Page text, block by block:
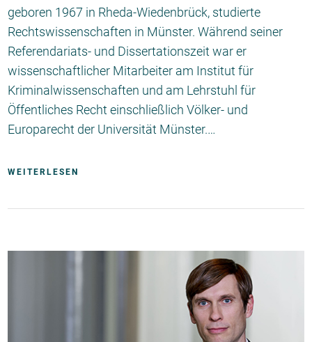
geboren 1967 in Rheda-Wiedenbrück, studierte
Rechtswissenschaften in Münster. Während seiner
Referendariats- und Dissertationszeit war er
wissenschaftlicher Mitarbeiter am Institut für
Kriminalwissenschaften und am Lehrstuhl für
Öffentliches Recht einschließlich Völker- und
Europarecht der Universität Münster.…
WEITERLESEN